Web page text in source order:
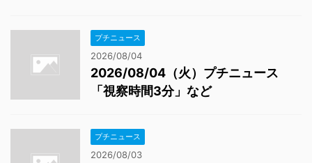
プチニュース
2026/08/04
2026/08/04（火）プチニュース
「視察時間3分」など
プチニュース
2026/08/03